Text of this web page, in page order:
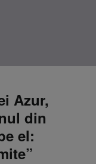
Azur,
din
el: